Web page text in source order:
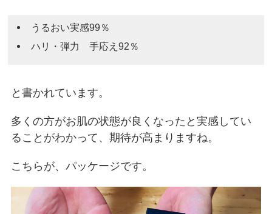
うるおい実感99％
ハリ・弾力 手応え92％
と書かれています。
多くの方がお肌の状態が良くなったと実感してい
ることがわかって、期待が高まりますね。
こちらが、パッケージです。